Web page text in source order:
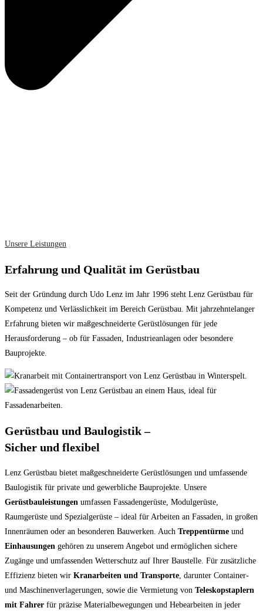
Unsere Leistungen
Erfahrung und Qualität im Gerüstbau
Seit der Gründung durch Udo Lenz im Jahr 1996 steht Lenz Gerüstbau für
Kompetenz und Verlässlichkeit im Bereich Gerüstbau. Mit jahrzehntelanger
Erfahrung bieten wir maßgeschneiderte Gerüstlösungen für jede
Herausforderung – ob für Fassaden, Industrieanlagen oder besondere
Bauprojekte.
Gerüstbau und Baulogistik –
Sicher und flexibel
Lenz Gerüstbau bietet maßgeschneiderte Gerüstlösungen und umfassende
Baulogistik für private und gewerbliche Bauprojekte. Unsere
Gerüstbauleistungen umfassen Fassadengerüste, Modulgerüste,
Raumgerüste und Spezialgerüste – ideal für Arbeiten an Fassaden, in großen
Innenräumen oder an besonderen Bauwerken. Auch Treppentürme und
Einhausungen gehören zu unserem Angebot und ermöglichen sichere
Zugänge und umfassenden Wetterschutz auf Ihrer Baustelle. Für zusätzliche
Effizienz bieten wir Kranarbeiten und Transporte , darunter Container-
und Maschinenverlagerungen, sowie die Vermietung von Teleskopstaplern
mit Fahrer für präzise Materialbewegungen und Hebearbeiten in jeder